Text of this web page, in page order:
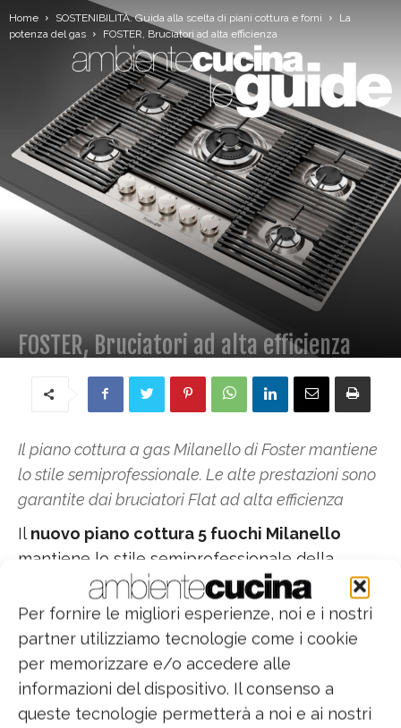
Per fornire le migliori esperienze, noi e i nostri
partner utilizziamo tecnologie come i cookie
per memorizzare e/o accedere alle
informazioni del dispositivo. Il consenso a
queste tecnologie permetterà a noi e ai nostri
Home SOSTENIBILITÀ. Guida alla scelta di piani cottura e forni
La
potenza del gas
FOSTER, Bruciatori ad alta efficienza
FOSTER, Bruciatori ad alta efficienza
Il piano cottura a gas Milanello di Foster mantiene
lo stile semiprofessionale. Le alte prestazioni sono
garantite dai bruciatori Flat ad alta efficienza
Il nuovo piano cottura 5 fuochi Milanello
mantiene lo stile semiprofessionale della
collezione conpregiate griglie in ghisa
che
creano una comoda e ampia superficie di
appoggio su cui spostare le pentole in piena
libertà. Prestazioni e risparmio energetico sono
garantiti dai nuovi bruciatori Flat ad alta
efficienza.